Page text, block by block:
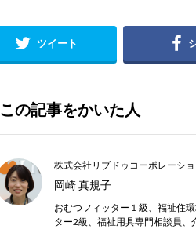
ツイート
この記事をかいた人
株式会社リブドゥコーポレーシ
岡崎 真規子
おむつフィッター１級、福祉住
ター2級、福祉用具専門相談員、